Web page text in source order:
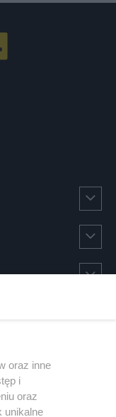
oraz inne
i
oraz
unikalne